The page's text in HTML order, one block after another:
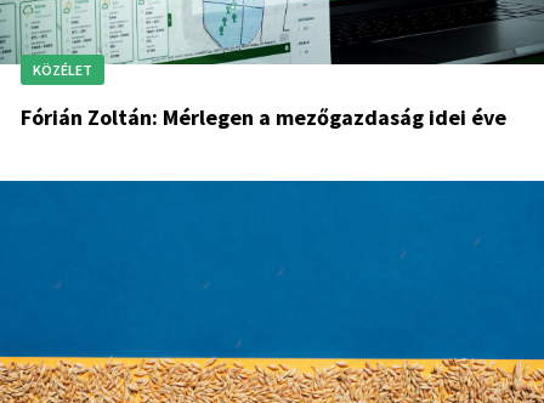
KÖZÉLET
Fórián Zoltán: Mérlegen a mezőgazdaság idei éve